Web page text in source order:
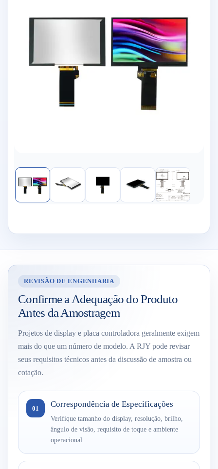
REVISÃO DE ENGENHARIA
Confirme a Adequação do Produto
Antes da Amostragem
Projetos de display e placa controladora geralmente exigem
mais do que um número de modelo. A RJY pode revisar
seus requisitos técnicos antes da discussão de amostra ou
cotação.
01 Correspondência de Especificações
Verifique tamanho do display, resolução, brilho,
ângulo de visão, requisito de toque e ambiente
operacional.